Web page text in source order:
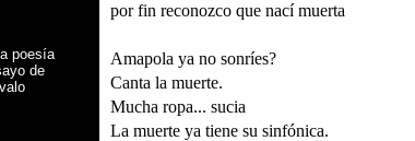
por fin reconozco que nací muerta
Amapola ya no sonríes?
Canta la muerte.
Mucha ropa... sucia
La muerte ya tiene su sinfónica.
poesía
de